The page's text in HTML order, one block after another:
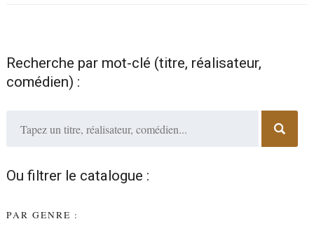
Recherche par mot-clé (titre, réalisateur,
comédien) :
Ou filtrer le catalogue :
PAR GENRE :